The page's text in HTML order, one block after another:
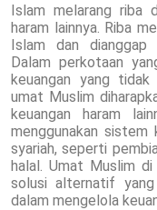
Islam melarang riba
haram lainnya. Riba
Islam dan dianggap
Dalam perkotaan
keuangan yang tidak
umat Muslim
keuangan haram
menggunakan sistem
syariah, seperti
halal. Umat Muslim
solusi alternatif yang
dalam mengelola